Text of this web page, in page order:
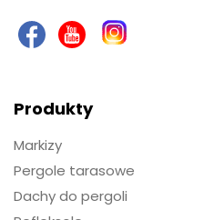
Produkty
Markizy
Pergole tarasowe
Dachy do pergoli